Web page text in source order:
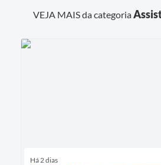
VEJA MAIS da categoria
Há 2 dias